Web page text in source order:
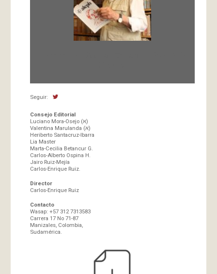
Seguir:
Consejo Editorial
Luciano Mora-Osejo (א)
Valentina Marulanda (א)
Heriberto Santacruz-Ibarra
Lia Master
Marta-Cecilia Betancur G.
Carlos-Alberto Ospina H.
Jairo Ruiz-Mejía
Carlos-Enrique Ruiz.
Director
Carlos-Enrique Ruiz
Contacto
Wasap: +57 312 7313583
Carrera 17 No 71-87
Manizales, Colombia,
Sudamérica.